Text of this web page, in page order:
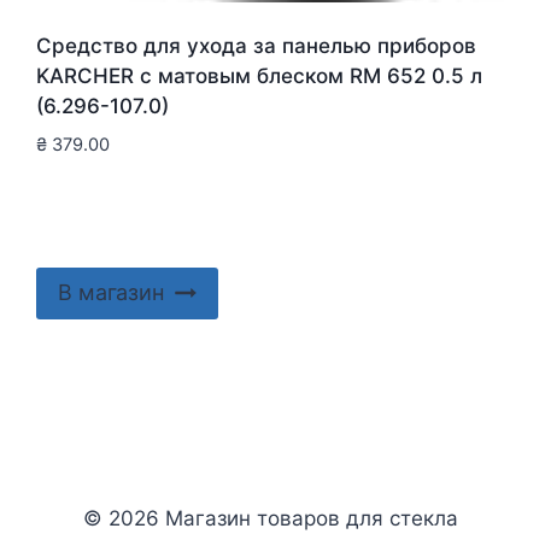
Средство для ухода за панелью приборов
KARCHER с матовым блеском RM 652 0.5 л
(6.296-107.0)
₴ 379.00
В магазин
© 2026 Магазин товаров для стекла